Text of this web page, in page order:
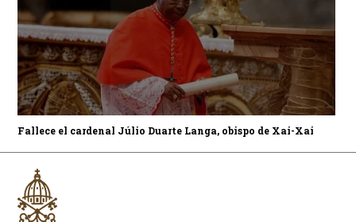
Fallece el cardenal Júlio Duarte Langa, obispo de Xai-Xai